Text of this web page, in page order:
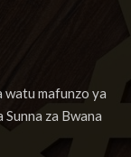
watu mafunzo ya
za Bwana